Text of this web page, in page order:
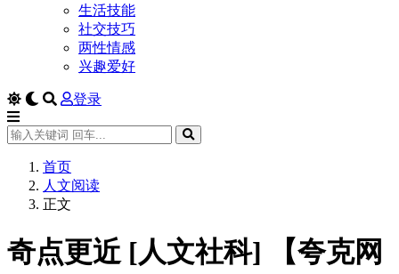
生活技能
社交技巧
两性情感
兴趣爱好
登录
首页
人文阅读
正文
奇点更近 [人文社科] 【夸克网